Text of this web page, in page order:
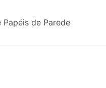
de Parede